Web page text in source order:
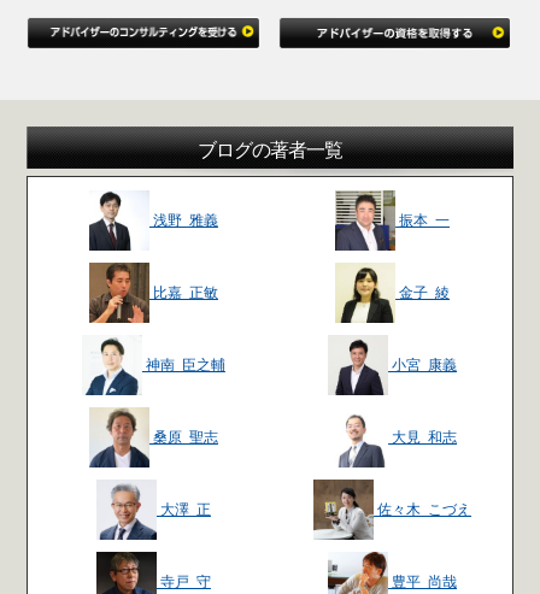
ブログの著者一覧
浅野 雅義 振本 一
比嘉 正敏 金子 綾
神南 臣之輔 小宮 康義
桑原 聖志 大見 和志
大澤 正 佐々木 こづえ
寺戸 守 豊平 尚哉